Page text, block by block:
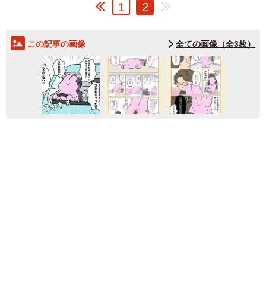
1 2
この記事の画像 全ての画像（全3枚）